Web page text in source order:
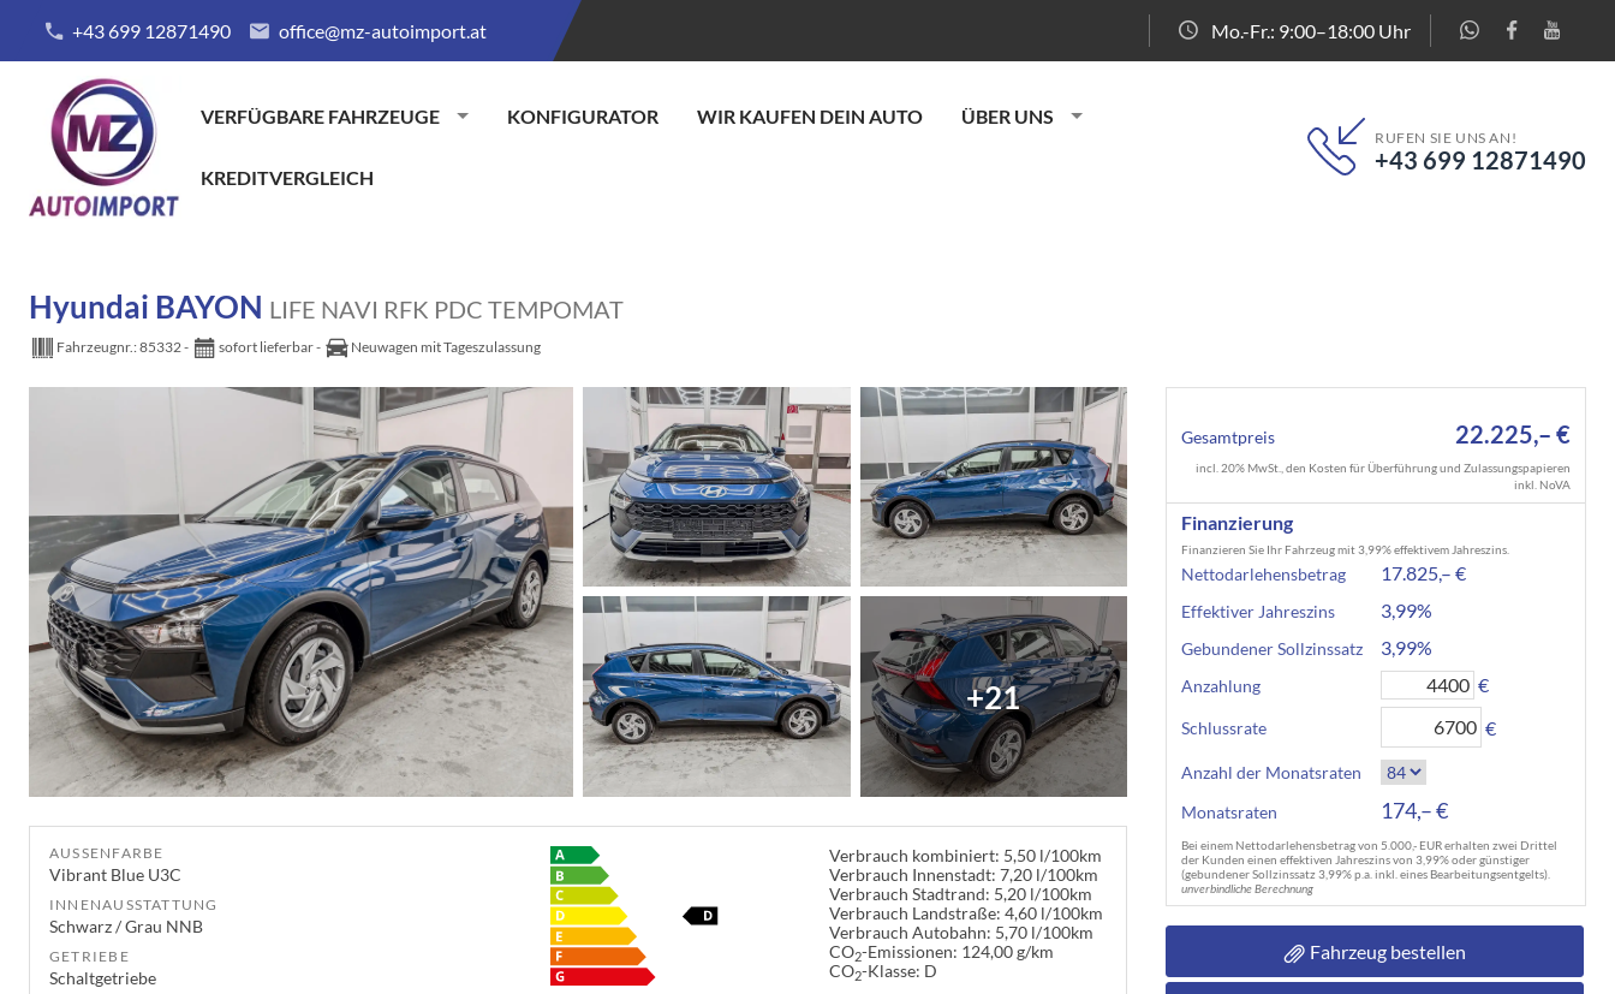
+43 699 12871490 office@mz-autoimport.at Mo.-Fr.: 9:00–18:00 Uhr
VERFÜGBARE FAHRZEUGE KONFIGURATOR WIR KAUFEN DEIN AUTO ÜBER UNS
KREDITVERGLEICH
RUFEN SIE UNS AN!
+43 699 12871490
Hyundai BAYON LIFE NAVI RFK PDC TEMPOMAT
Fahrzeugnr.:85332 sofort lieferbar Neuwagen mit Tageszulassung
Gesamtpreis 22.225,– €
incl. 20% MwSt., den Kosten für Überführung und Zulassungspapieren
inkl. NoVA
Finanzierung
Finanzieren Sie Ihr Fahrzeug mit 3,99% effektivem Jahreszins.
Nettodarlehensbetrag 17.825,– €
Effektiver Jahreszins 3,99%
Gebundener Sollzinssatz 3,99%
Anzahlung €
Schlussrate €
Anzahl der Monatsraten
Monatsraten
174,– €
Bei einem Nettodarlehensbetrag von 5.000,- EUR erhalten zwei Drittel
der Kunden einen effektiven Jahreszins von 3,99% oder günstiger
(gebundener Sollzinssatz 3,99% p.a. inkl. eines Bearbeitungsentgelts).
unverbindliche Berechnung
Fahrzeug bestellen
+21
AUSSENFARBE
Vibrant Blue U3C
INNENAUSSTATTUNG
Schwarz / Grau NNB
GETRIEBE
Schaltgetriebe
Verbrauch kombiniert: 5,50 l/100km
Verbrauch Innenstadt: 7,20 l/100km
Verbrauch Stadtrand: 5,20 l/100km
Verbrauch Landstraße: 4,60 l/100km
Verbrauch Autobahn: 5,70 l/100km
CO2-Emissionen: 124,00 g/km
CO2-Klasse: D